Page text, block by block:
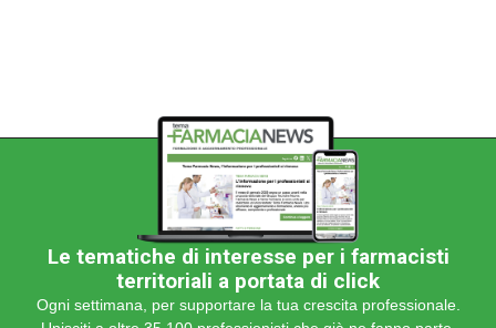
Le tematiche di interesse per i farmacisti
territoriali a portata di click
Ogni settimana, per supportare la tua crescita professionale.